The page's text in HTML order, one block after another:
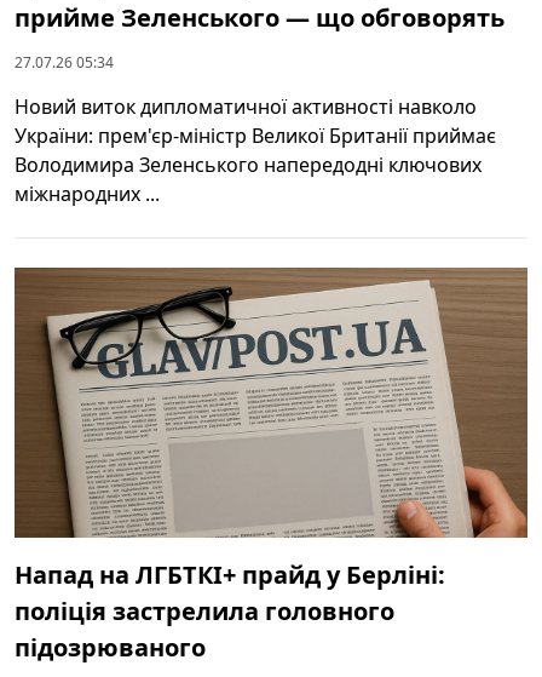
прийме Зеленського — що обговорять
27.07.26 05:34
Новий виток дипломатичної активності навколо
України: прем'єр-міністр Великої Британії приймає
Володимира Зеленського напередодні ключових
міжнародних ...
Напад на ЛГБТКІ+ прайд у Берліні:
поліція застрелила головного
підозрюваного